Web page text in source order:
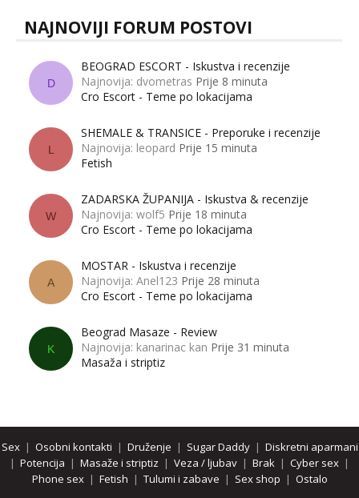
NAJNOVIJI FORUM POSTOVI
D
BEOGRAD ESCORT - Iskustva i recenzije
Najnovija: dvometras Prije 8 minuta
Cro Escort - Teme po lokacijama
L
SHEMALE & TRANSICE - Preporuke i recenzije
Najnovija: leopard Prije 15 minuta
Fetish
W
ZADARSKA ŽUPANIJA - Iskustva & recenzije
Najnovija: wolf5 Prije 18 minuta
Cro Escort - Teme po lokacijama
A
MOSTAR - Iskustva i recenzije
Najnovija: Anel123 Prije 28 minuta
Cro Escort - Teme po lokacijama
K
Beograd Masaze - Review
Najnovija: kanarinac kan Prije 31 minuta
Masaža i striptiz
Sex| Osobni kontakti | Druženje | Sugar Daddy| Diskretni aparmani
| Potencija | Masaže i striptiz | Veza / ljubav | Brak | Cyber sex |
Phone sex| Fetish | Tulumi i zabave | Sex shop | Ostalo